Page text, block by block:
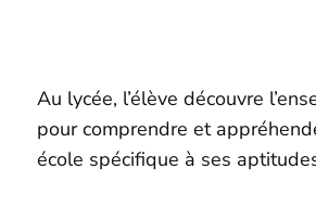
Au lycée, l’élève découvre
pour comprendre et
école spécifique à ses